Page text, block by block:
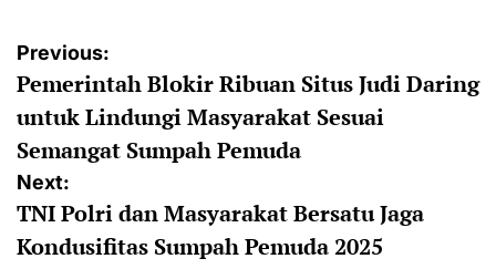
Post
navigation
Previous:
Pemerintah Blokir Ribuan Situs Judi Daring
untuk Lindungi Masyarakat Sesuai
Semangat Sumpah Pemuda
Next:
TNI Polri dan Masyarakat Bersatu Jaga
Kondusifitas Sumpah Pemuda 2025